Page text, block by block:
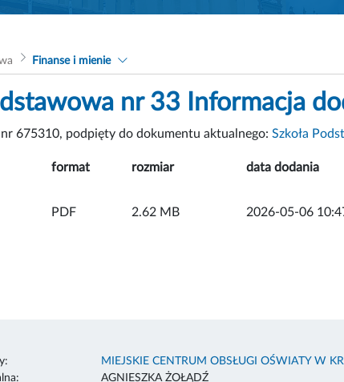
Finanse i mienie
nr 33 Informacja
675310, podpięty do dokumentu aktualnego: Szkoła
format rozmiar data dodania
ZAŁĄCZNIK
PDF 2.62 MB 2026-05-06
MIEJSKIE CENTRUM OBSŁUGI OŚWIATY W
AGNIESZKA ŻOŁĄDŹ